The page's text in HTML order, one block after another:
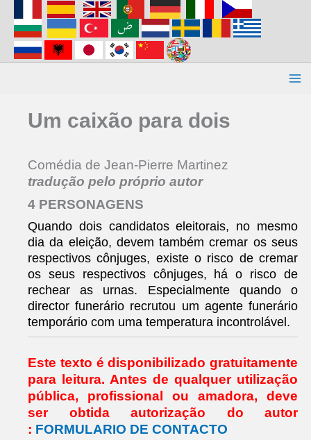
contenu
Um caixão para dois
Comédia de Jean-Pierre Martinez
tradução pelo próprio autor
4 PERSONAGENS
Quando dois candidatos eleitorais, no mesmo
dia da eleição, devem também cremar os seus
respectivos cônjuges, existe o risco de cremar
os seus respectivos cônjuges, há o risco de
rechear as urnas. Especialmente quando o
director funerário recrutou um agente funerário
temporário com uma temperatura incontrolável.
Este texto é disponibilizado gratuitamente
para leitura. Antes de qualquer utilização
pública, profissional ou amadora, deve
ser obtida autorização do autor
: FORMULARIO DE CONTACTO